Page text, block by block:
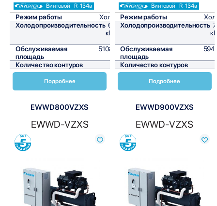
Винтовой R-134a
Режим работы
Холод
Холодопроизводительность 613
кВт/
Обслуживаемая
площадь
5108,3
Количество контуров
Подробнее
Винтовой R-134a
Режим работы
Холодопроизводительность
Обслуживаемая
площадь
Количество контуров
Подробнее
EWWD800VZXS
EWWD-VZXS
Сравнить
EWWD900VZXS
EWWD-VZXS
Сравнить